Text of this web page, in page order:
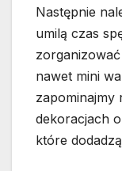
Następnie
umilą czas
nawet mini
zapominajmy
dekoracjach
które